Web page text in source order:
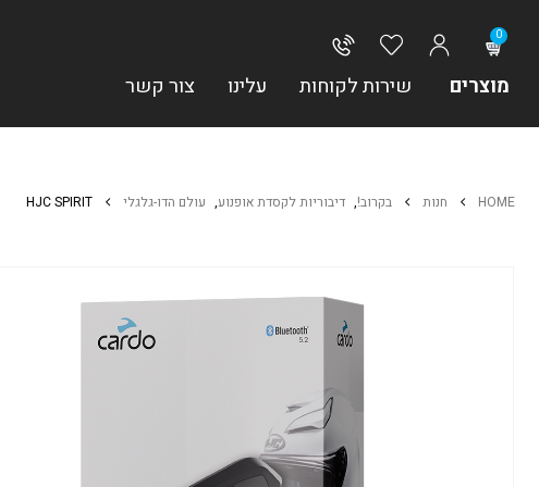
0
מוצרים שירות לקוחות עלינו צור קשר
HOME חנות בקרוב!, דיבוריות לקסדת אופנוע, עולם הדו-גלגלי HJC SPIRIT